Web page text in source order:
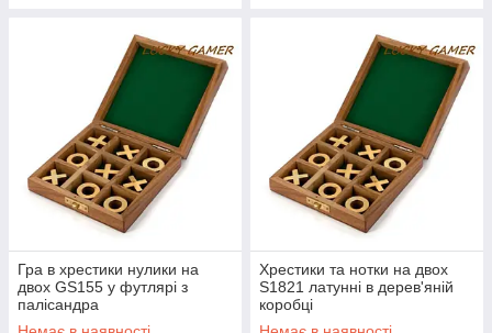
Гра в хрестики нулики на
двох GS155 у футлярі з
палісандра
Хрестики та нотки на двох
S1821 латунні в дерев'яній
коробці